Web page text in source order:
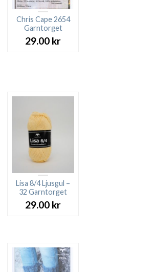
kr.
Chris Cape 2654
Garntorget
29.00 kr
Lisa 8/4 Ljusgul –
32 Garntorget
29.00 kr